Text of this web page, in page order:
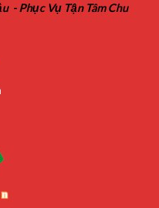
- Phục Vụ Tận Tâm Chu